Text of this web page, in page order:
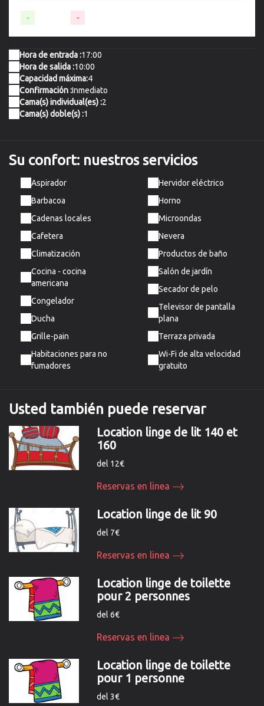
- -
Hora de entrada :17:00
Hora de salida :10:00
Capacidad máxima:4
Confirmación :Inmediato
Cama(s) individual(es) :2
Cama(s) doble(s) :1
Su confort: nuestros servicios
Aspirador
Barbacoa
Cadenas locales
Cafetera
Climatización
Cocina - cocina
americana
Congelador
Ducha
Grille-pain
Habitaciones para no
fumadores
Hervidor eléctrico
Horno
Microondas
Nevera
Productos de baño
Salón de jardín
Secador de pelo
Televisor de pantalla
plana
Terraza privada
Wi-Fi de alta velocidad
gratuito
Usted también puede reservar
Location linge de lit 140 et
160
del 12€
Reservas en linea
Location linge de lit 90
del 7€
Reservas en linea
Location linge de toilette
pour 2 personnes
del 6€
Reservas en linea
Location linge de toilette
pour 1 personne
del 3€